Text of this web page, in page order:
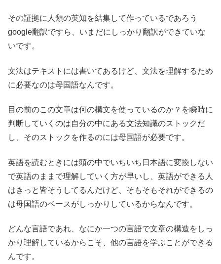
その証拠に人類の英知を結集して作っているであろう
google翻訳ですら、いまだにしっかり翻訳ができていな
いです。
文法はテキストには書いてあるけど、文法を理解するため
に必要なのは母国語なんです。
目の前のこの文章は何の構文を使っているのか？を瞬時に
判断していくのは自分の中にある文法知識のストックだ
し、そのストックを作るのには母国語が必要です。
英語を読むときには頭の中でいちいち日本語に変換しない
で英語のままで理解していく方が早いし、英語ができる人
はきっと皆そうしてるんだけど、そもそもそれができるの
は母国語のベースがしっかりしているからなんです。
どんな言語であれ、なにか一つの言語で文章の構造をしっ
かり理解しているからこそ、他の言語を学ぶことができる
んです。